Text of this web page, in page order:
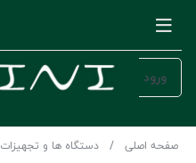
ورود
صفحه اصلی دستگاه ها و تجهیزات